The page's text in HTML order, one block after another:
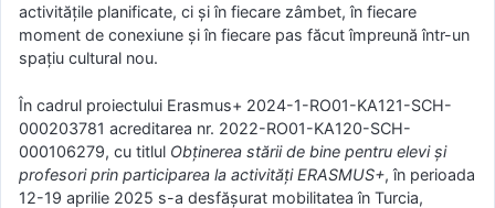
activitățile planificate, ci și în fiecare zâmbet, în fiecare
moment de conexiune și în fiecare pas făcut împreună într-un
spațiu cultural nou.
În cadrul proiectului Erasmus+ 2024-1-RO01-KA121-SCH-
000203781 acreditarea nr. 2022-RO01-KA120-SCH-
000106279, cu titlul Obținerea stării de bine pentru elevi și
profesori prin participarea la activități ERASMUS+, în perioada
12-19 aprilie 2025 s-a desfășurat mobilitatea în Turcia,